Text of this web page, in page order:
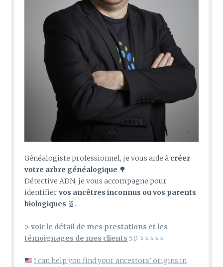
Généalogiste professionnel, je vous aide à créer
votre arbre généalogique 🌳
Détective ADN, je vous accompagne pour
identifiervos ancêtres inconnus ou vos parents
biologiques 🧬.
>voir le détail de mes prestations et les
témoignages de mes clients 5,0 ⭐⭐⭐⭐⭐
I can help you find your ancestors’ origins in